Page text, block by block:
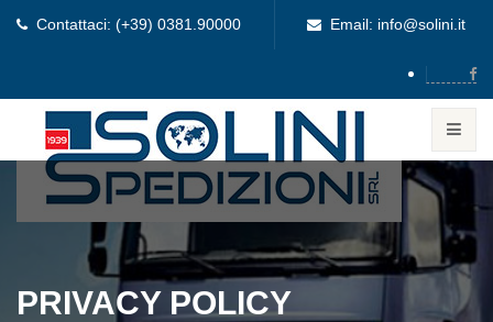
Contattaci: (+39) 0381.90000 Email: info@solini.it
PRIVACY POLICY